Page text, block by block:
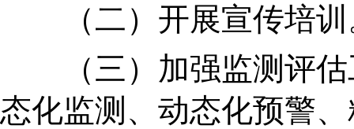
（二）开展宣传培训。
（三）加强监测评估工
态化监测、动态化预警